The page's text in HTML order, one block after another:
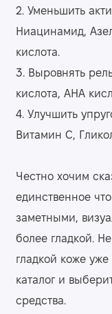
2. Уменьшить
Ниацинамид,
кислота.
3. Выровнять
кислота, АНА
4. Улучшить
Витамин С,
Честно хочим
единственное
заметными,
более гладкой.
гладкой коже
каталог и
средства.